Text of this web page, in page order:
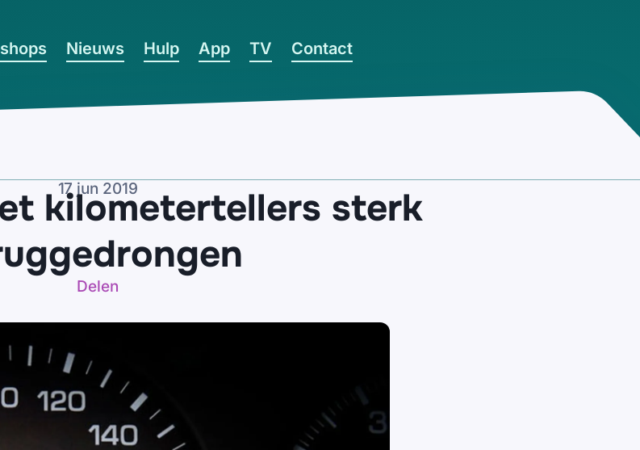
Nieuws Hulp App TV Contact
17 jun 2019
kilometertellers sterk
Delen